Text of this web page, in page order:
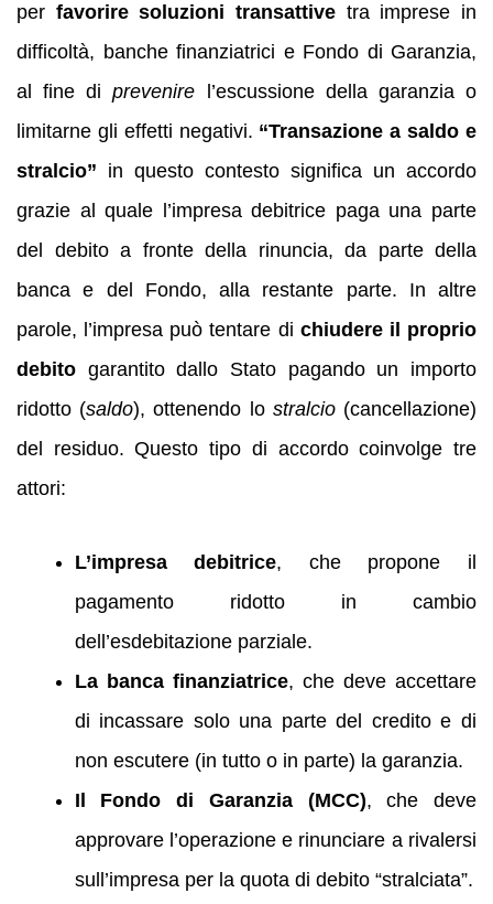
per favorire soluzioni transattive tra imprese in
difficoltà, banche finanziatrici e Fondo di Garanzia,
al fine diprevenire l’escussione della garanzia o
limitarne gli effetti negativi. “Transazione a saldo e
stralcio” in questo contesto significa un accordo
grazie al quale l’impresa debitrice paga una parte
del debito a fronte della rinuncia, da parte della
banca e del Fondo, alla restante parte. In altre
parole, l’impresa può tentare di chiudere il proprio
debito garantito dallo Stato pagando un importo
ridotto (saldo), ottenendo lo stralcio(cancellazione)
del residuo. Questo tipo di accordo coinvolge tre
attori:
L’impresa debitrice, che propone il
pagamento ridotto in cambio
dell’esdebitazione parziale.
La banca finanziatrice, che deve accettare
di incassare solo una parte del credito e di
non escutere (in tutto o in parte) la garanzia.
Il Fondo di Garanzia (MCC), che deve
approvare l’operazione e rinunciare a rivalersi
sull’impresa per la quota di debito “stralciata”.